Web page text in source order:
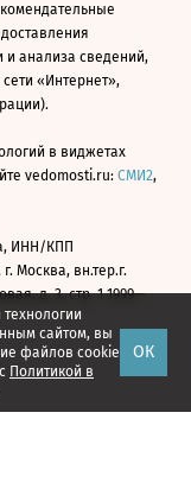
сайтом, вы
файлов cookie
Политикой в
ОК
и анализа сведений,
«Интернет»,
в виджетах
vedomosti.ru: СМИ2,
ИНН/КПП
г. Москва, вн.тер.г.
д. 3, стр. 1 1999—